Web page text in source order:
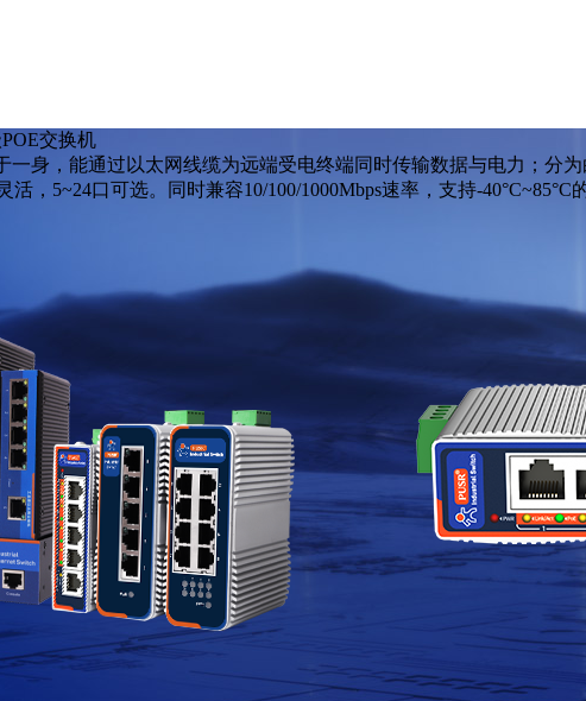
交换机
一身，能通过以太网线缆为远端受电终端同时传输数据与电力；分
，5~24口可选。同时兼容10/100/1000Mbps速率，支持-